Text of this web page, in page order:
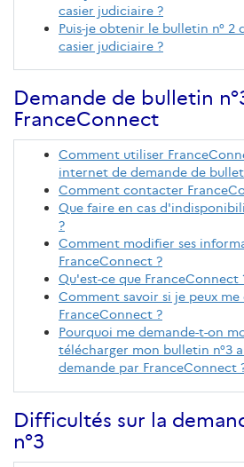
casier judiciaire ?
Puis-je obtenir le bulletin n° 2
casier judiciaire ?
Demande de bulletin
FranceConnect
Comment utiliser
internet de demande de
Comment contacter
Que faire en cas
?
Comment modifier ses
FranceConnect ?
Qu'est-ce que FranceConnect
Comment savoir si je peux
FranceConnect ?
Pourquoi me demande-t-on
télécharger mon bulletin n°3
demande par FranceConnect
Difficultés sur la
n°3